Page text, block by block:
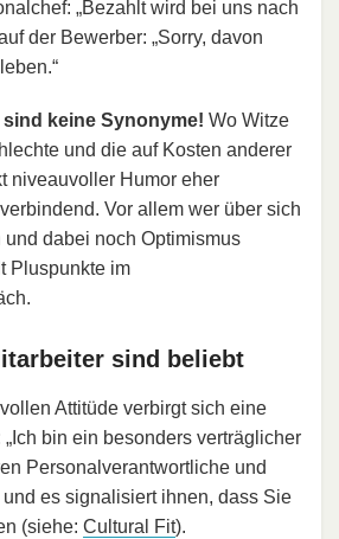
„Bezahlt wird bei uns nach
der Bewerber: „Sorry, davon
sind keine Synonyme! Wo Witze
und die auf Kosten anderer
niveauvoller Humor eher
Vor allem wer über sich
dabei noch Optimismus
Pluspunkte im
sind beliebt
Attitüde verbirgt sich eine
bin ein besonders verträglicher
Personalverantwortliche und
es signalisiert ihnen, dass Sie
(siehe: Cultural Fit).